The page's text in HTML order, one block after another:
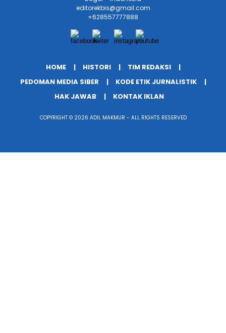
editorekbis@gmail.com
+628557777888
HOME HISTORI
TIM REDAKSI
PEDOMAN MEDIA SIBER
KODE ETIK JURNALISTIK
HAK JAWAB
KONTAK IKLAN
COPYRIGHT © 2026 ADIL MAKMUR - ALL RIGHTS RESERVED